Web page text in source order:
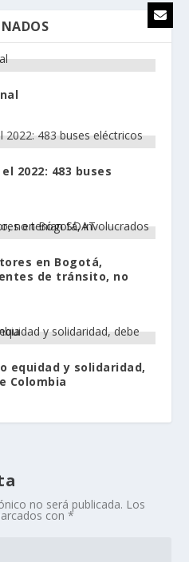
2022: 483 buses
en Bogotá,
de tránsito, no
equidad y solidaridad,
Colombia
no será publicada. Los
con*